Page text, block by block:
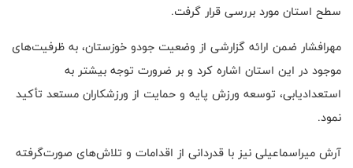
سطح استان مورد بررسی قرار گرفت.
مهرافشار ضمن ارائه گزارشی از وضعیت جودو خوزستان، به ظرفیت‌های
موجود در این استان اشاره کرد و بر ضرورت توجه بیشتر به
استعدادیابی، توسعه ورزش پایه و حمایت از ورزشکاران مستعد تأکید
نمود.
آرش میراسماعیلی نیز با قدردانی از اقدامات و تلاش‌های صورت‌گرفته